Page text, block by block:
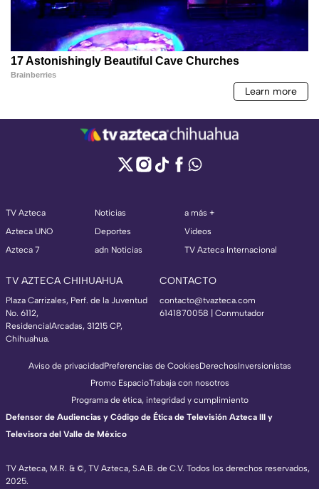
TV Azteca
Azteca UNO
Azteca 7
Noticias
Deportes
adn Noticias
a más +
Videos
TV Azteca Internacional
TV AZTECA CHIHUAHUA
Plaza Carrizales, Perf. de la Juventud
No. 6112,
ResidencialArcadas, 31215 CP,
Chihuahua.
CONTACTO
contacto@tvazteca.com
6141870058 | Conmutador
TV Azteca, M.R. & ©, TV Azteca, S.A.B. de C.V. Todos los derechos reservados,
2025.
Aviso de privacidadPreferencias de CookiesDerechosInversionistas
Promo EspacioTrabaja con nosotros
Programa de ética, integridad y cumplimiento
Defensor de Audiencias y Código de Ética de Televisión Azteca III y
Televisora del Valle de México